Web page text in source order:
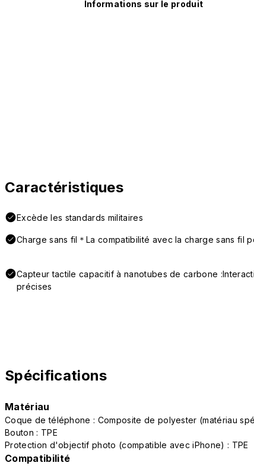
Informations sur le produit
Caractéristiques
Excède les standards militaires
Charge sans fil＊La compatibilité avec la charge sans fil
Capteur tactile capacitif à nanotubes de carbone
précises
Spécifications
Matériau
Coque de téléphone : Composite de polyester (matériau
Bouton : TPE
Protection d'objectif photo (compatible avec iPhone) : TPE
Compatibilité